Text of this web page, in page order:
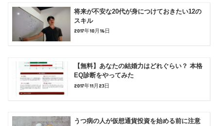
将来が不安な20代が身につけておきたい12の
スキル
2017年10月16日
【無料】あなたの結婚力はどれぐらい？ 本格
EQ診断をやってみた
2017年11月23日
うつ病の人が仮想通貨投資を始める前に注意